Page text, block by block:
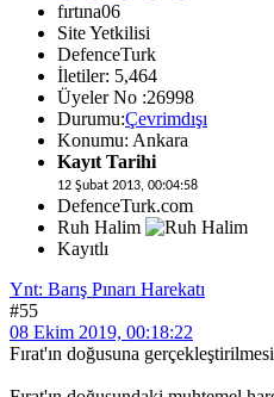
fırtına06
Site Yetkilisi
DefenceTurk
İletiler: 5,464
Üyeler No :26998
Durumu:Çevrimdışı
Konumu: Ankara
Kayıt Tarihi
12 Şubat 2013, 00:04:58
DefenceTurk.com
Ruh Halim
Kayıtlı
Ynt: Barış Pınarı Harekatı
#55
08 Ekim 2019, 00:18:22
Fırat'ın doğusuna